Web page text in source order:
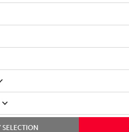
4
1
2
SELECTION